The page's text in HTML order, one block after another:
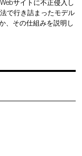
サイトに不正侵入し
で行き詰まったモデル
、その仕組みを説明し